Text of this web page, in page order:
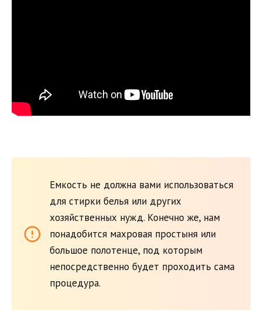
Емкость не должна вами использоваться
для стирки белья или других
хозяйственных нужд. Конечно же, нам
понадобится махровая простыня или
большое полотенце, под которым
непосредственно будет проходить сама
процедура.